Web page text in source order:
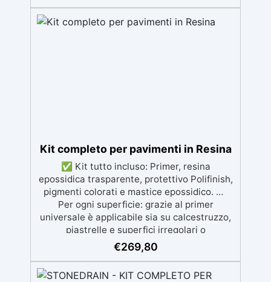
materiali. Certificata post-catalisi atossica e
sicura per il contatto con la pelle, Bpa Free e
Kit completo per pavimenti in Resina
✅ Kit tutto incluso: Primer, resina
epossidica trasparente, protettivo Polifinish,
pigmenti colorati e mastice epossidico. ✅
Per ogni superficie: grazie al primer
universale è applicabile sia su calcestruzzo,
piastrelle e superfici irregolari o
danneggiate. ✅ Facile da applicare: Video
Guida completa inclusa, 3 semplici passaggi,
€269,80